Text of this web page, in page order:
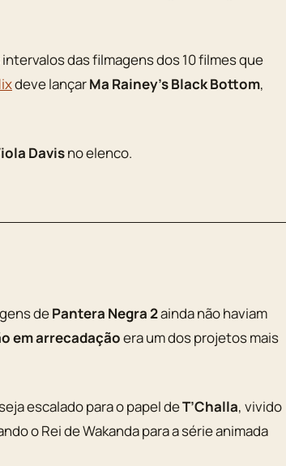
das filmagens dos 10 filmes que
deve lançarMa Rainey’s Black Bottom,
Davisno elenco.
dePantera Negra 2ainda não haviam
em arrecadaçãoera um dos projetos mais
escalado para o papel deT’Challa, vivido
o Rei de Wakanda para a série animada